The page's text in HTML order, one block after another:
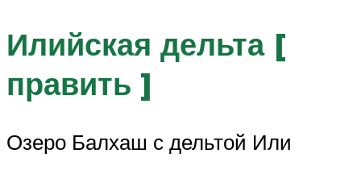
Илийская дельта [
править ]
Озеро Балхаш с дельтой Или